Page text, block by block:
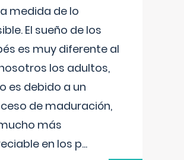
medida de lo
El sueño de los
es muy diferente al
los adultos,
es debido a un
de maduración,
más
en los p...